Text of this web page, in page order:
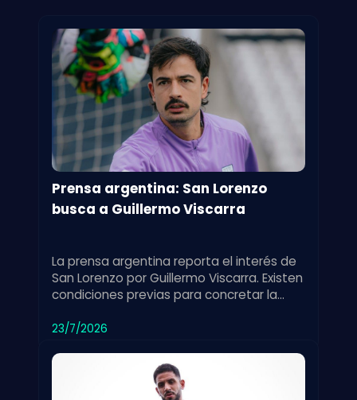
Prensa argentina: San Lorenzo
busca a Guillermo Viscarra
La prensa argentina reporta el interés de
San Lorenzo por Guillermo Viscarra. Existen
condiciones previas para concretar la
23/7/2026